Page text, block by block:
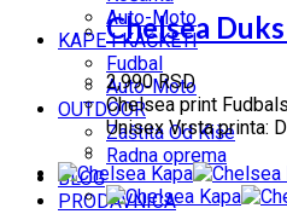
Auto-Moto
KAPE I KAČKETI
Fudbal
Auto-Moto
OUTDOOR
Zaštita Od Kiše
Radna oprema
BLOG
PRODAVNICA
Chelsea
2,990RSD
Chelsea print
Unisex Vrsta printa: